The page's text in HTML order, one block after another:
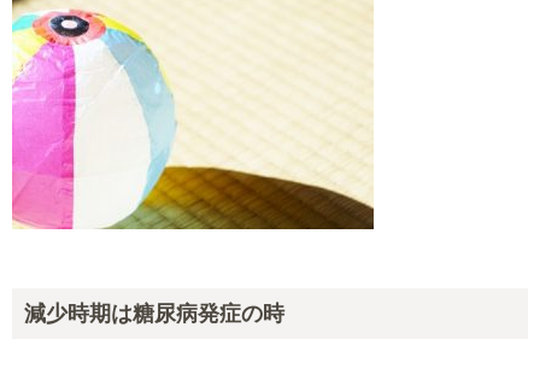
減少時期は糖尿病発症の時